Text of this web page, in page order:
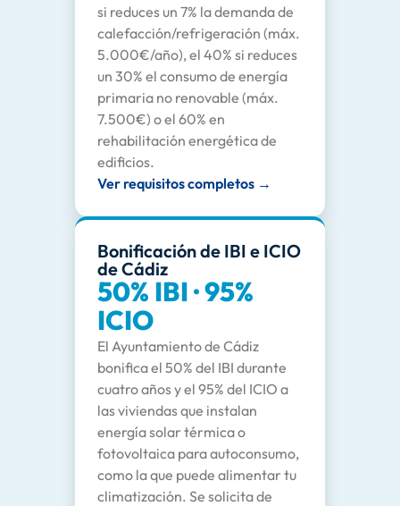
si reduces un 7% la demanda de
calefacción/refrigeración (máx.
5.000€/año), el 40% si reduces
un 30% el consumo de energía
primaria no renovable (máx.
7.500€) o el 60% en
rehabilitación energética de
edificios.
Ver requisitos completos →
Bonificación de IBI e ICIO
de Cádiz
50% IBI · 95%
ICIO
El Ayuntamiento de Cádiz
bonifica el 50% del IBI durante
cuatro años y el 95% del ICIO a
las viviendas que instalan
energía solar térmica o
fotovoltaica para autoconsumo,
como la que puede alimentar tu
climatización. Se solicita de